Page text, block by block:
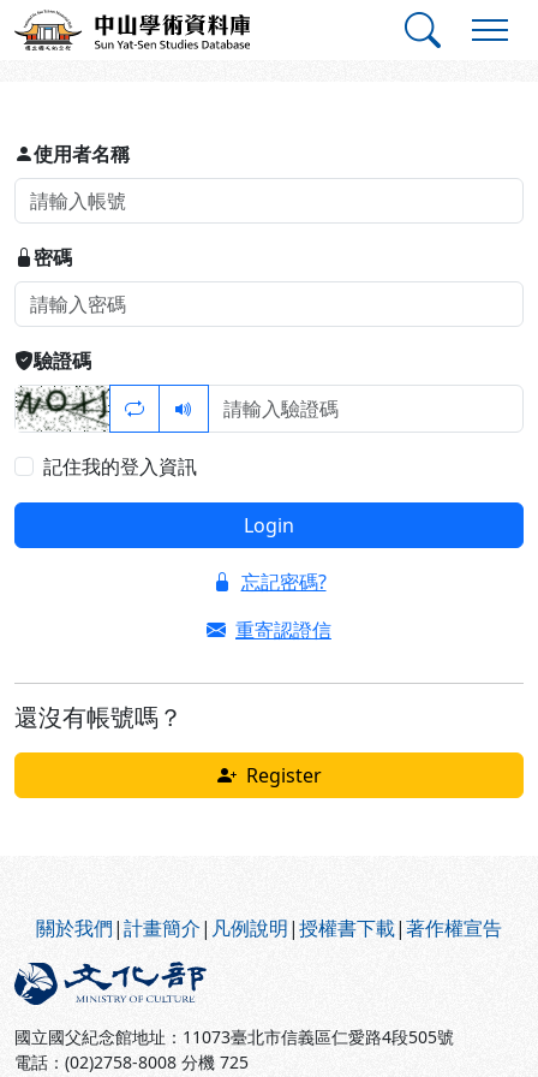
跳到主要內容
中山學術資料庫
登入
使用者名稱
密碼
驗證碼
記住我的登入資訊
Login
忘記密碼?
重寄認證信
還沒有帳號嗎？
Register
關於我們|計畫簡介| 凡例說明|授權書下載|著作權宣告
國立國父紀念館地址：11073臺北市信義區仁愛路4段505號
電話：(02)2758-8008 分機 725